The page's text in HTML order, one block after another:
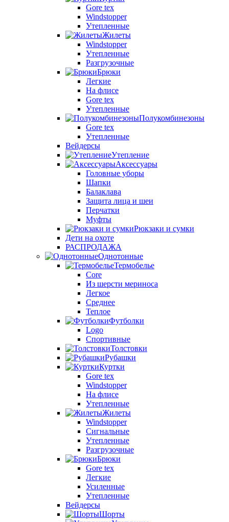
Gore tex
Windstopper
Утепленные
Жилеты
Windstopper
Утепленные
Разгрузочные
Брюки
Легкие
На флисе
Gore tex
Утепленные
Полукомбинезоны
Gore tex
Утепленные
Вейдерсы
Утепление
Аксессуары
Головные уборы
Шапки
Балаклава
Защита лица и шеи
Перчатки
Муфты
Рюкзаки и сумки
Дети на охоте
РАСПРОДАЖА
Однотонные
Термобелье
Core
Из шерсти мериноса
Легкое
Среднее
Теплое
Футболки
Logo
Спортивные
Толстовки
Рубашки
Куртки
Gore tex
Windstopper
На флисе
Утепленные
Жилеты
Windstopper
Сигнальные
Утепленные
Разгрузочные
Брюки
Gore tex
Легкие
Усиленные
Утепленные
Вейдерсы
Шорты